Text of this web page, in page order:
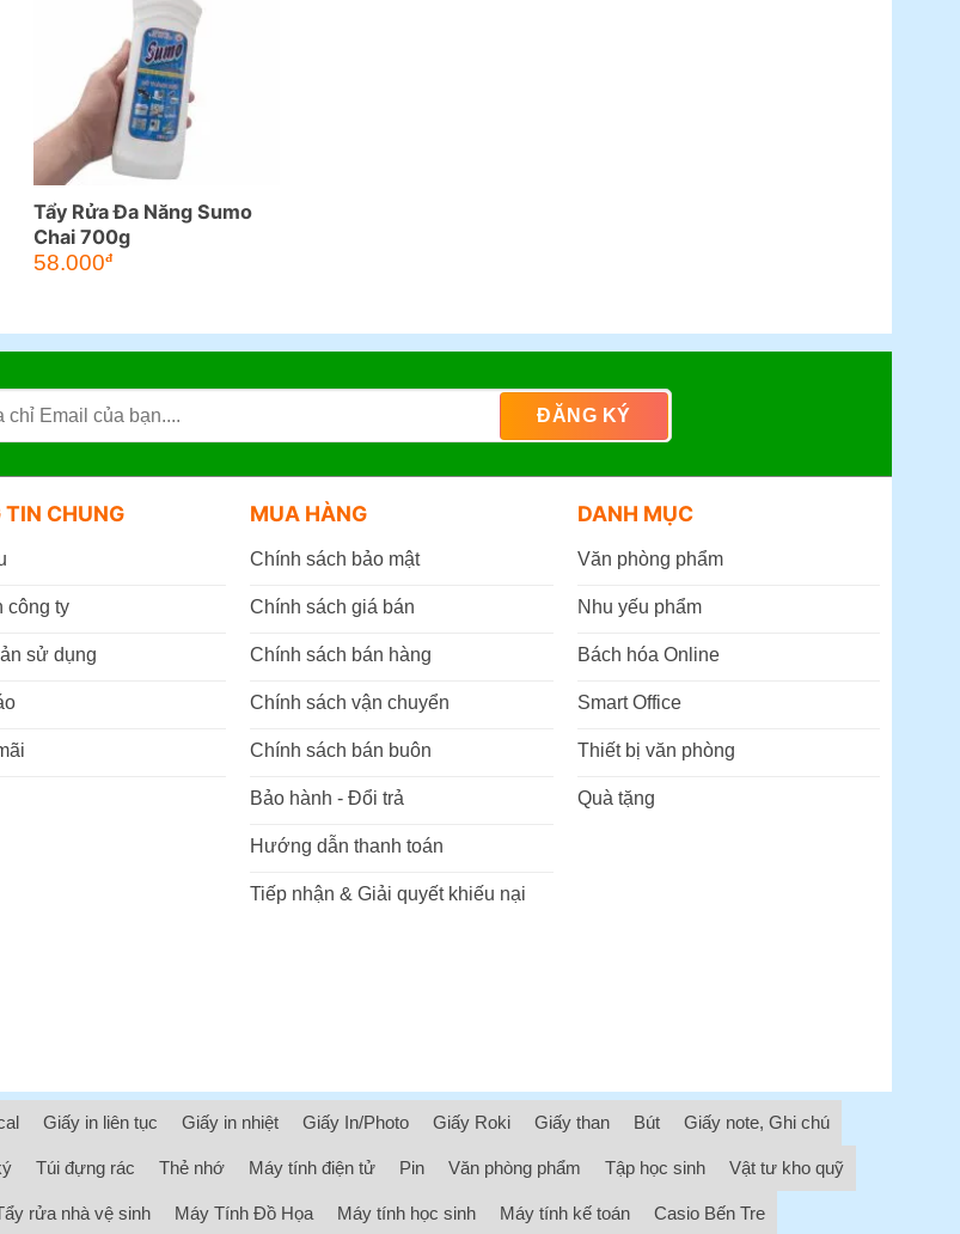
Tẩy Rửa Đa Năng Sumo
Chai 700g
58.000đ
TIN CHUNG
công ty
sử dụng
MUA HÀNG
Chính sách bảo mật
Chính sách giá bán
Chính sách bán hàng
Chính sách vận chuyển
Chính sách bán buôn
Bảo hành - Đổi trả
Hướng dẫn thanh toán
Tiếp nhận & Giải quyết khiếu nại
DANH MỤC
Văn phòng phẩm
Nhu yếu phẩm
Bách hóa Online
Smart Office
Thiết bị văn phòng
Quà tặng
Giấy in liên tục Giấy in nhiệt Giấy In/Photo Giấy Roki Giấy than Bút Giấy note, Ghi chú
Túi đựng rác Thẻ nhớ Máy tính điện tử Pin Văn phòng phẩm Tập học sinh Vật tư kho quỹ
rửa nhà vệ sinh Máy Tính Đồ Họa Máy tính học sinh Máy tính kế toán Casio Bến Tre